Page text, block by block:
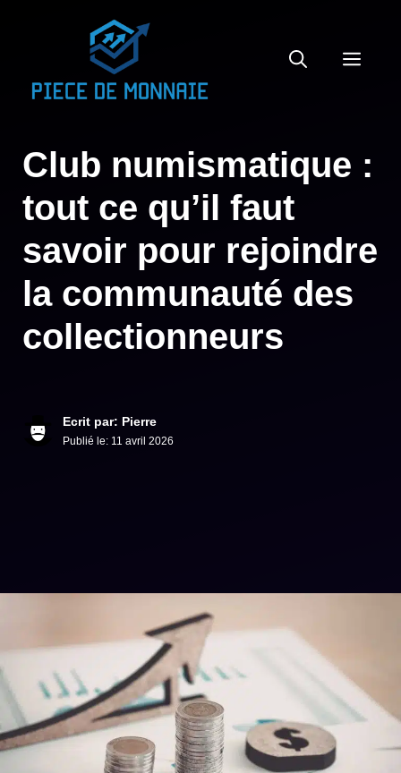
Club numismatique :
tout ce qu’il faut
savoir pour rejoindre
la communauté des
collectionneurs
Ecrit par: Pierre
Publié le: 11 avril 2026